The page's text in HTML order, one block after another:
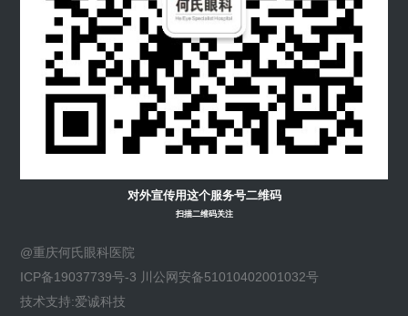
对外宣传用这个服务号二维码
扫描二维码关注
@重庆何氏眼科医院
ICP备19037739号-3 川公网安备51010402001032号
技术支持:爱诚科技